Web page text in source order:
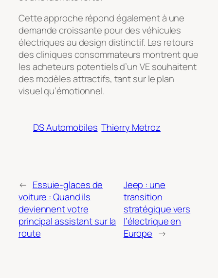
Cette approche répond également à une
demande croissante pour des véhicules
électriques au design distinctif. Les retours
des cliniques consommateurs montrent que
les acheteurs potentiels d’un VE souhaitent
des modèles attractifs, tant sur le plan
visuel qu’émotionnel.
DS Automobiles Thierry Metroz
← Essuie-glaces de
voiture : Quand ils
deviennent votre
principal assistant sur la
route
Jeep : une
transition
stratégique vers
l’électrique en
Europe →